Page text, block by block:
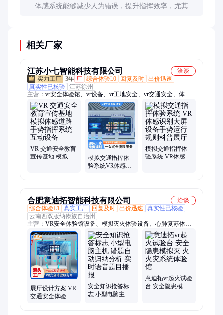
体感系统能够减少人为错误，提升指挥效率，尤其在
相关厂家
江苏小七智能科技有限公司
洽谈
3年 厂 综合体验L0 回复及时 出价迅速
真实性已核验 江苏徐州
主营： vr安全体验馆、vr设备、vr工地安全、vr交通安全、体感
互动装置、vr校园安全、vr应急安全、vr游戏设备、研学基地、
vr体验式教育、安全培训设备、vr消防安全、VR驾驶模拟、VR
安全教育平台、vr航空航天、多功能机械伤害体验、智慧模拟触
电体验、模拟灭火演练设备、模拟火灾成因实验台、vr双座蛋
椅、反诈工作站、综合实践基地、VR火灾逃生、vr电力电网、
VR校园踩踏
VR 交通安全教育
宣传基地 模拟体
模拟交通指挥体
验系统VR体感识
模拟交通指挥体
验系统 VR体感识
合肥意迪拓智能科技有限公司
洽谈
综合体验L1 真实工厂 回复及时 出价迅速
真实性已核验
云南西双版纳傣族自治州
主营： VR安全体验馆设备、模拟灭火体验设备、心肺复苏体验
设备、安全隐患排查系统、知识抢答系统、交通红绿灯体验系
统、标志识别系统、交通安全体验、质量样板系统、消防体验馆
设备、模拟触电体验设备、智慧劳保用品展示、安全帽安全鞋撞
击体验、模拟电动车起火、模拟高空坠落体验、模拟报警设备、
模拟机械伤害体验设备、施工安全体验设备、VR安全带体验设
备、模拟厨房着火体验、安全用电体验设备、火灾成因试验台、
安全教育科普、结绳自救学习、应急安全体验馆设备
展厅设计方案 VR
交通安全体验馆
安全知识抢答标
志 小型电脑主机
意迪拓vr起火试验
台 安全隐患模拟